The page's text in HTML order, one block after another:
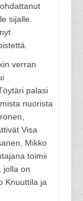
sijalle.
verran
palasi
nuorista
Visa
Mikko
toimii
jolla on
Knuuttila ja